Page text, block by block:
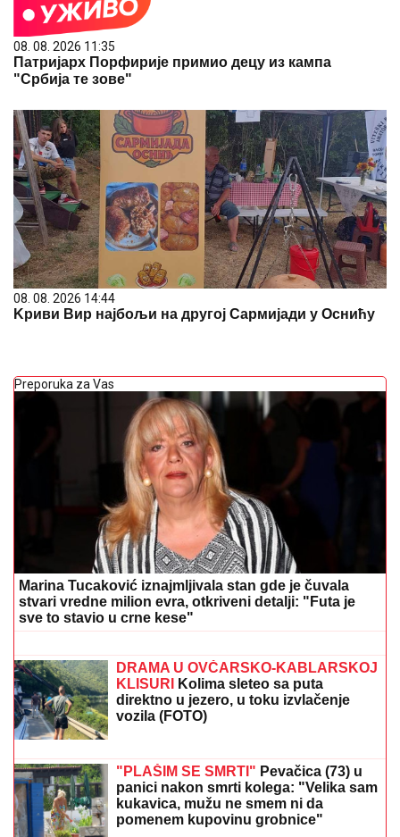
08. 08. 2026 11:35
Патријарх Порфирије примио децу из кампа
"Србија те зове"
08. 08. 2026 14:44
Kриви Вир најбољи на другој Сармијади у Оснићу
Preporuka za Vas
Marina Tucaković iznajmljivala stan gde je čuvala
stvari vredne milion evra, otkriveni detalji: "Futa je
sve to stavio u crne kese"
se oglasio Arakči
direktno u jezero, u toku izvlačenje
vozila (FOTO)